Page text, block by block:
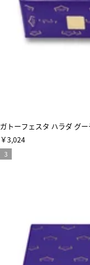
ガトーフェスタ ハラダ グ
￥3,024